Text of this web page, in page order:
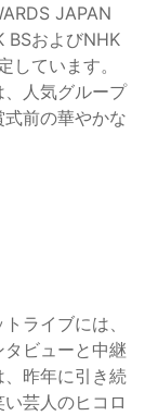
JAPAN
BSおよびNHK
しています。
人気グループ
前の華やかな
ライブには、
ビューと中継
昨年に引き続
芸人のヒコロ